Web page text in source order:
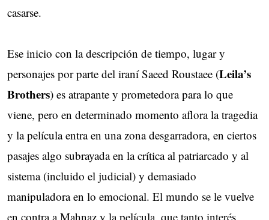
casarse.
Ese inicio con la descripción de tiempo, lugar y
personajes por parte del iraní Saeed Roustaee (Leila’s
Brothers) es atrapante y prometedora para lo que
viene, pero en determinado momento aflora la tragedia
y la película entra en una zona desgarradora, en ciertos
pasajes algo subrayada en la crítica al patriarcado y al
sistema (incluido el judicial) y demasiado
manipuladora en lo emocional. El mundo se le vuelve
en contra a Mahnaz y la película, que tanto interés